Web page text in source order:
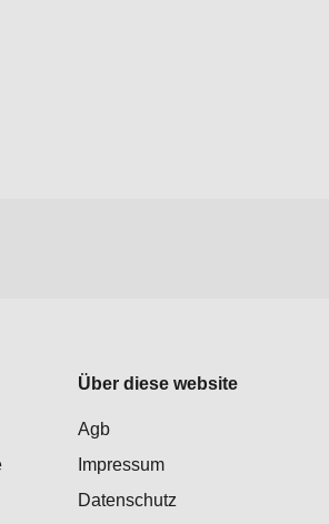
Über diese website
Agb
Impressum
Datenschutz